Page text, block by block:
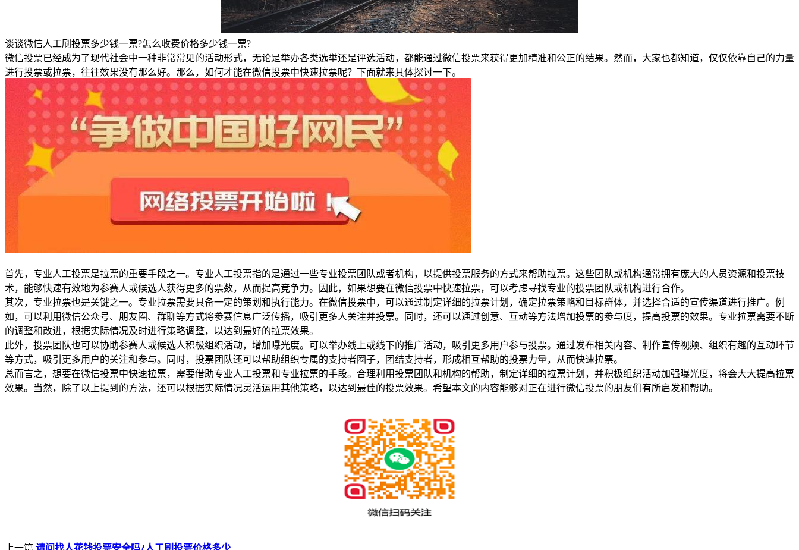
谈谈微信人工刷投票多少钱一票?怎么收费价格多少钱一票?
微信投票已经成为了现代社会中一种非常常见的活动形式，无论是举办各类选举还是评选活动，都能通过微信投票来获得更加精准和公正的结果。然而，大家也都知道，仅仅依靠自己的力量
进行投票或拉票，往往效果没有那么好。那么，如何才能在微信投票中快速拉票呢？下面就来具体探讨一下。
首先，专业人工投票是拉票的重要手段之一。专业人工投票指的是通过一些专业投票团队或者机构，以提供投票服务的方式来帮助拉票。这些团队或机构通常拥有庞大的人员资源和投票技
术，能够快速有效地为参赛人或候选人获得更多的票数，从而提高竞争力。因此，如果想要在微信投票中快速拉票，可以考虑寻找专业的投票团队或机构进行合作。
其次，专业拉票也是关键之一。专业拉票需要具备一定的策划和执行能力。在微信投票中，可以通过制定详细的拉票计划，确定拉票策略和目标群体，并选择合适的宣传渠道进行推广。例
如，可以利用微信公众号、朋友圈、群聊等方式将参赛信息广泛传播，吸引更多人关注并投票。同时，还可以通过创意、互动等方法增加投票的参与度，提高投票的效果。专业拉票需要不断
的调整和改进，根据实际情况及时进行策略调整，以达到最好的拉票效果。
此外，投票团队也可以协助参赛人或候选人积极组织活动，增加曝光度。可以举办线上或线下的推广活动，吸引更多用户参与投票。通过发布相关内容、制作宣传视频、组织有趣的互动环节
等方式，吸引更多用户的关注和参与。同时，投票团队还可以帮助组织专属的支持者圈子，团结支持者，形成相互帮助的投票力量，从而快速拉票。
总而言之，想要在微信投票中快速拉票，需要借助专业人工投票和专业拉票的手段。合理利用投票团队和机构的帮助，制定详细的拉票计划，并积极组织活动加强曝光度，将会大大提高拉票
效果。当然，除了以上提到的方法，还可以根据实际情况灵活运用其他策略，以达到最佳的投票效果。希望本文的内容能够对正在进行微信投票的朋友们有所启发和帮助。
上一篇 请问找人花钱投票安全吗?人工刷投票价格多少